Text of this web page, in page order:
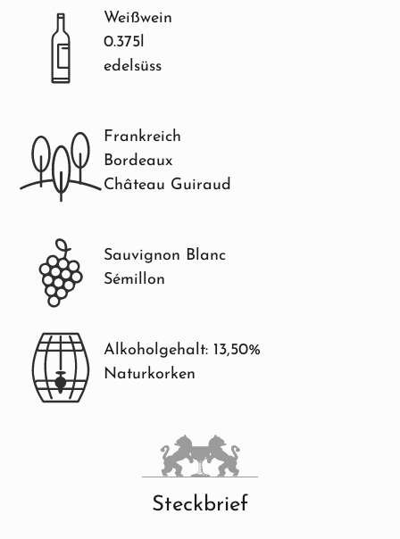
Weißwein
0.375l
edelsüss
Frankreich
Bordeaux
Château Guiraud
Sauvignon Blanc
Sémillon
Alkoholgehalt: 13,50%
Naturkorken
Steckbrief